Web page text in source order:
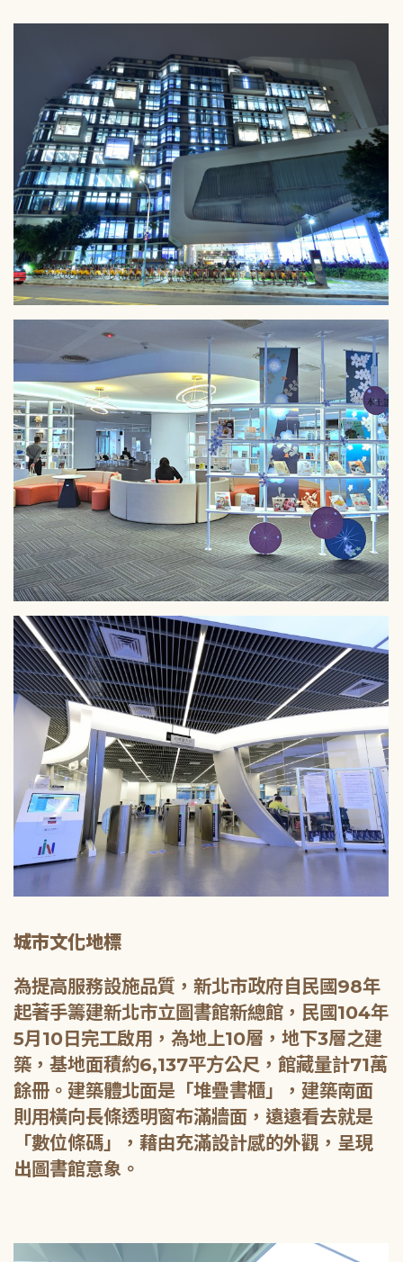
城市文化地標
為提高服務設施品質，新北市政府自民國98年
起著手籌建新北市立圖書館新總館，民國104年
5月10日完工啟用，為地上10層，地下3層之建
築，基地面積約6,137平方公尺，館藏量計71萬
餘冊。建築體北面是「堆疊書櫃」，建築南面
則用橫向長條透明窗布滿牆面，遠遠看去就是
「數位條碼」，藉由充滿設計感的外觀，呈現
出圖書館意象。